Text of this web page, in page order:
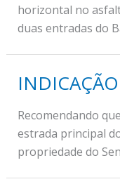
horizontal no
duas entradas do
Recomendando
estrada principal
propriedade do